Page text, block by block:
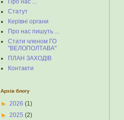
Про нас ...
Статут
Керівні органи
Про нас пишуть ...
Стати членом ГО
"ВЕЛОПОЛТАВА"
ПЛАН ЗАХОДІВ
Контакти
Архів блогу
► 2026 (1)
► 2025 (2)